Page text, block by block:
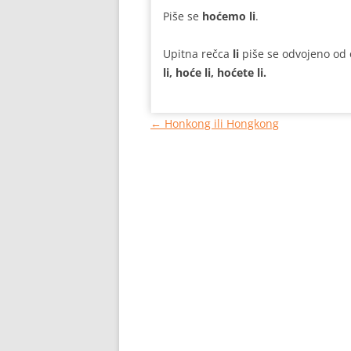
Piše se hoćemo li.
Upitna rečca li piše se odvojeno
li, hoće li, hoćete li.
Кретање
← Honkong ili Hongkong